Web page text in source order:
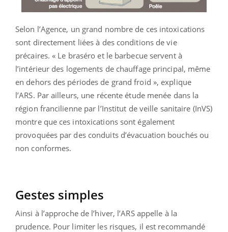
Selon l’Agence, un grand nombre de ces intoxications
sont directement liées à des conditions de vie
précaires. « Le braséro et le barbecue servent à
l’intérieur des logements de chauffage principal, même
en dehors des périodes de grand froid », explique
l’ARS. Par ailleurs, une récente étude menée dans la
région francilienne par l’Institut de veille sanitaire (InVS)
montre que ces intoxications sont également
provoquées par des conduits d’évacuation bouchés ou
non conformes.
Gestes simples
Ainsi à l’approche de l’hiver, l’ARS appelle à la
prudence. Pour limiter les risques, il est recommandé